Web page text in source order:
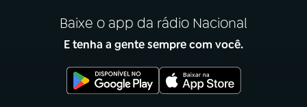
Baixe o app da rádio Nacional
E tenha a gente sempre com você.